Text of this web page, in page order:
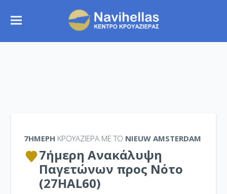
7ΉΜΕΡΗ ΚΡΟΥΑΖΙΕΡΑ ΜΕ ΤΟ NIEUW AMSTERDAM
7ήμερη Ανακάλυψη
Παγετώνων προς Νότο
(27HAL60)